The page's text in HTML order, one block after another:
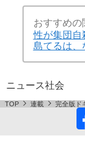
おすすめの
性が集団
島てるは、
ニュース社会
TOP 連載 完全版ド